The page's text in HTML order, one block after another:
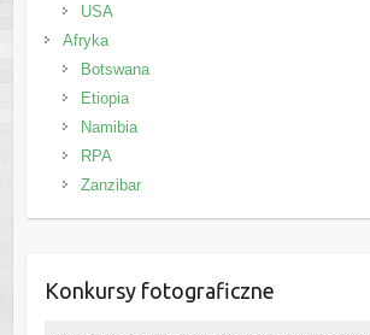
USA
Afryka
Botswana
Etiopia
Namibia
RPA
Zanzibar
Konkursy fotograficzne